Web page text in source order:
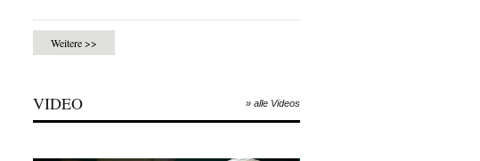
Weitere >>
VIDEO » alle Videos